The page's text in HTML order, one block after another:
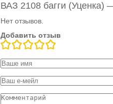
ВАЗ 2108 багги (Уценка)
Нет отзывов.
Добавить отзыв